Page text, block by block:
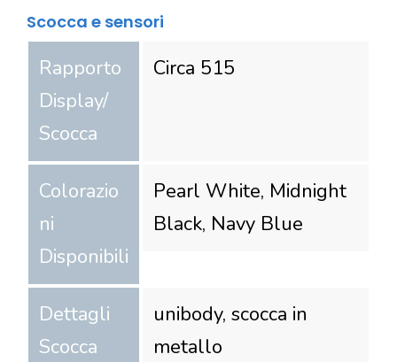
Scocca e sensori
Rapporto
Display/
Scocca
Circa 515
Colorazio
ni
Disponibili
Pearl White, Midnight
Black, Navy Blue
Dettagli
Scocca
unibody, scocca in
metallo